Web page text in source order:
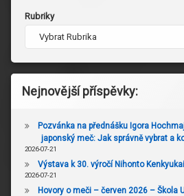
Rubriky
Nejnovější příspěvky:
Pozvánka na přednášku Igora
japonský meč: Jak správně vybrat a
2026-07-21
Výstava k 30. výročí Nihonto
2026-07-21
Hovory o meči – červen 2026 – Škola